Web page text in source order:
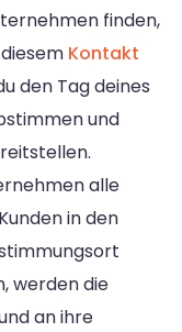
finden,
Kontakt
den Tag deines
und
alle
in den
werden die
an ihre